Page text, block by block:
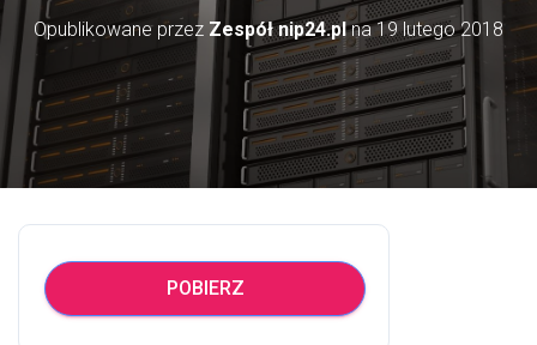
I
Opublikowane przez Zespół nip24.plna19 lutego 2018
POBIERZ